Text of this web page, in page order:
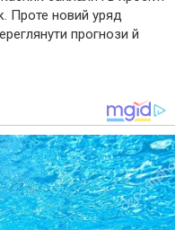
Проте новий уряд
прогнози й